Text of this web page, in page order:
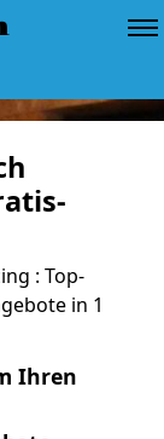
: Top-
in 1
Ihren